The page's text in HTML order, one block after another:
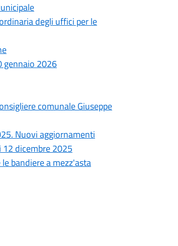
degli uffici per le
gennaio 2026
comunale Giuseppe
Nuovi aggiornamenti
12 dicembre 2025
bandiere a mezz'asta